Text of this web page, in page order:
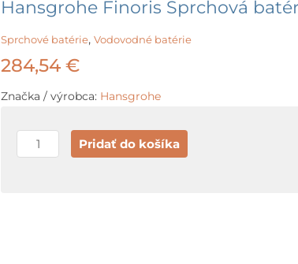
Hansgrohe Finoris Sprchová
Sprchové batérie, Vodovodné batérie
284,54 €
Značka / výrobca: Hansgrohe
množstvo
Hansgrohe
Pridať do košíka